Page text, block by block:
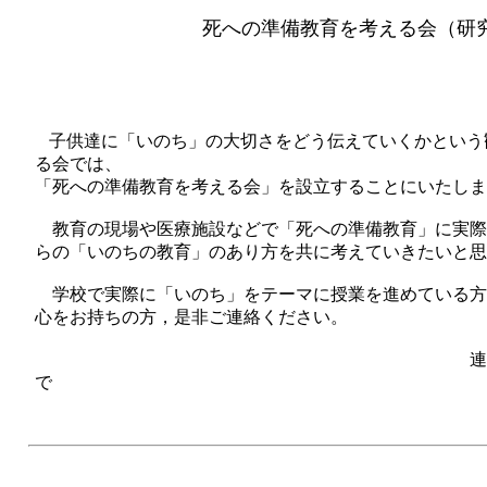
子供達に「いのち」の大切さをどう伝えていくかとい
る会では、
「死への準備教育を考える会」を設立することにいたし
教育の現場や医療施設などで「死への準備教育」に実
らの「いのちの教育」のあり方を共に考えていきたいと
学校で実際に「いのち」をテーマに授業を進めている
心をお持ちの方，是非ご連絡ください。
連絡先 0293-24-
で
死への準備教育を考える会（研